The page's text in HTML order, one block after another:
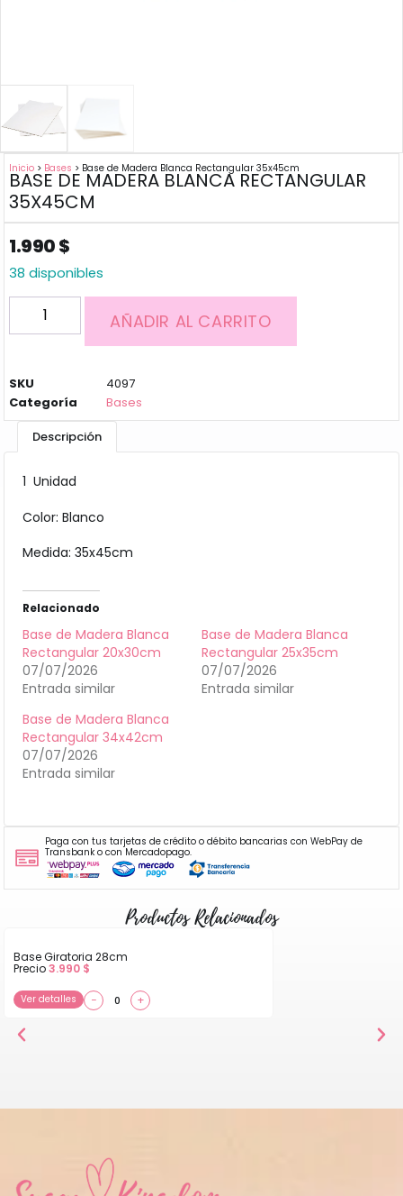
Inicio > Bases > Base de Madera Blanca Rectangular 35x45cm
BASE DE MADERA BLANCA RECTANGULAR
35X45CM
1.990$
38 disponibles
AÑADIR AL CARRITO
SKU
4097
Categoría
Bases
Descripción
1 Unidad
Color: Blanco
Medida: 35x45cm
Relacionado
Base de Madera Blanca
Rectangular 20x30cm
07/07/2026
Entrada similar
Base de Madera Blanca
Rectangular 25x35cm
07/07/2026
Entrada similar
Base de Madera Blanca
Rectangular 34x42cm
07/07/2026
Entrada similar
Paga con tus tarjetas de crédito o débito bancarias con WebPay de
Transbank o con Mercadopago.
Productos Relacionados
Base Giratoria 28cm
Precio3.990 $
Ver detalles − +